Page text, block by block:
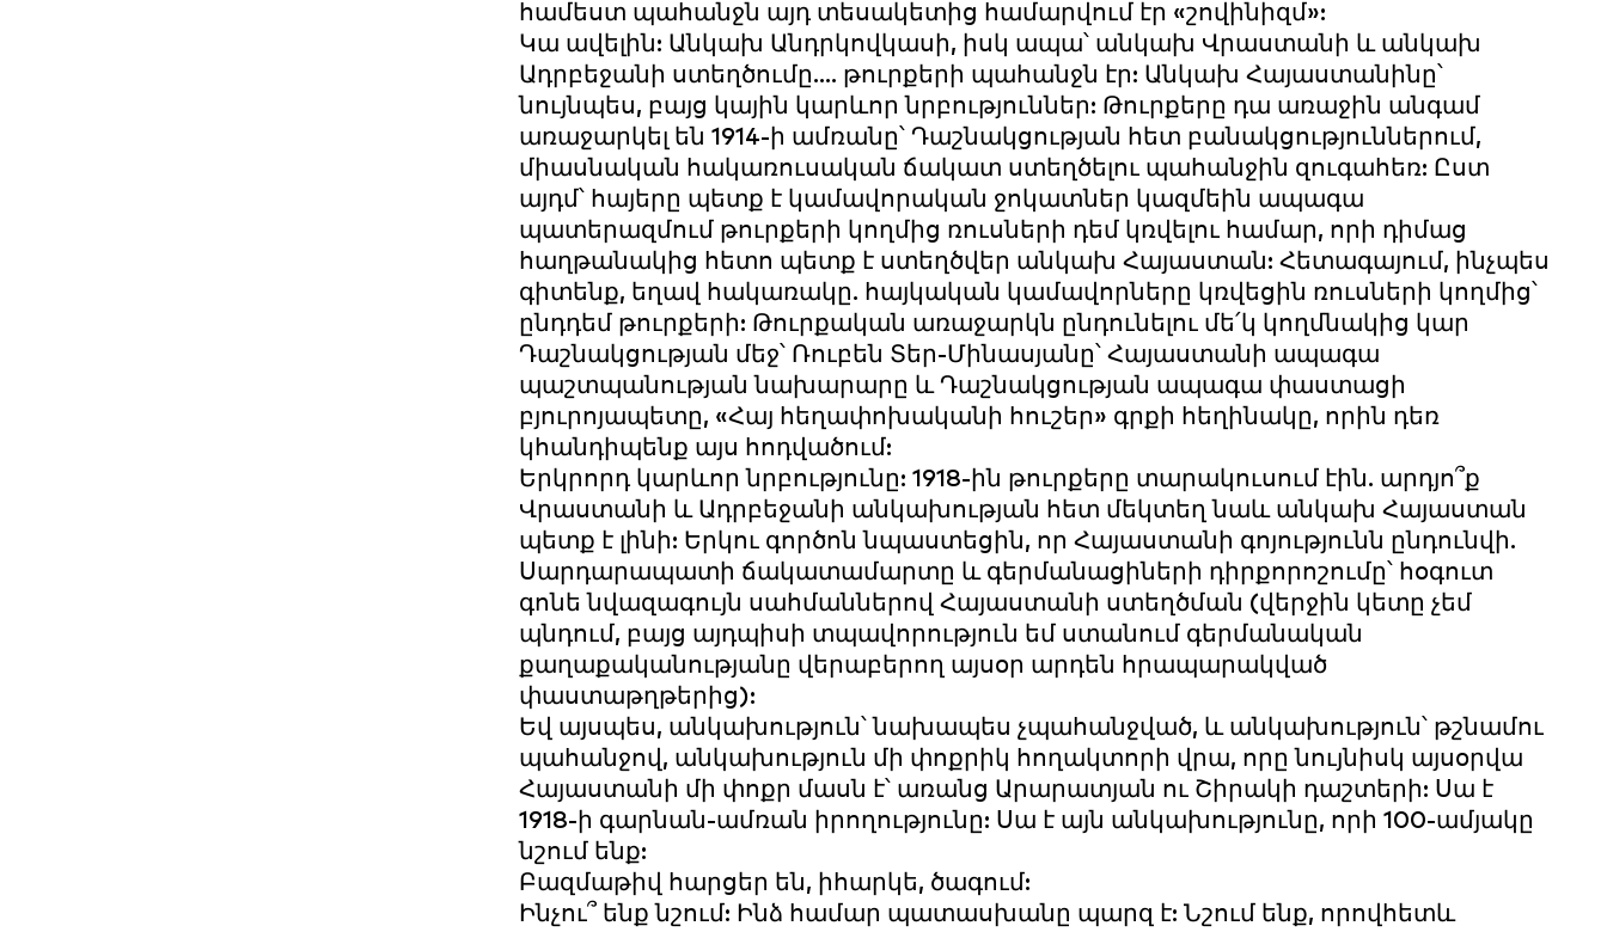
համեստ պահանջն այդ տեսակետից համարվում էր «շովինիզմ»:
Կա ավելին: Անկախ Անդրկովկասի, իսկ ապա՝ անկախ Վրաստանի և անկախ
Ադրբեջանի ստեղծումը.... թուրքերի պահանջն էր: Անկախ Հայաստանինը՝
նույնպես, բայց կային կարևոր նրբություններ: Թուրքերը դա առաջին անգամ
առաջարկել են 1914-ի ամռանը՝ Դաշնակցության հետ բանակցություններում,
միասնական հակառուսական ճակատ ստեղծելու պահանջին զուգահեռ: Ըստ
այդմ՝ հայերը պետք է կամավորական ջոկատներ կազմեին ապագա
պատերազմում թուրքերի կողմից ռուսների դեմ կռվելու համար, որի դիմաց
հաղթանակից հետո պետք է ստեղծվեր անկախ Հայաստան: Հետագայում, ինչպես
գիտենք, եղավ հակառակը. հայկական կամավորները կռվեցին ռուսների կողմից՝
ընդդեմ թուրքերի: Թուրքական առաջարկն ընդունելու մե՛կ կողմնակից կար
Դաշնակցության մեջ՝ Ռուբեն Տեր-Մինասյանը՝ Հայաստանի ապագա
պաշտպանության նախարարը և Դաշնակցության ապագա փաստացի
բյուրոյապետը, «Հայ հեղափոխականի հուշեր» գրքի հեղինակը, որին դեռ
կհանդիպենք այս հոդվածում:
Երկրորդ կարևոր նրբությունը: 1918-ին թուրքերը տարակուսում էին. արդյո՞ք
Վրաստանի և Ադրբեջանի անկախության հետ մեկտեղ նաև անկախ Հայաստան
պետք է լինի: Երկու գործոն նպաստեցին, որ Հայաստանի գոյությունն ընդունվի.
Սարդարապատի ճակատամարտը և գերմանացիների դիրքորոշումը՝ հօգուտ
գոնե նվազագույն սահմաններով Հայաստանի ստեղծման (վերջին կետը չեմ
պնդում, բայց այդպիսի տպավորություն եմ ստանում գերմանական
քաղաքականությանը վերաբերող այսօր արդեն հրապարակված
փաստաթղթերից):
Եվ այսպես, անկախություն՝ նախապես չպահանջված, և անկախություն՝ թշնամու
պահանջով, անկախություն մի փոքրիկ հողակտորի վրա, որը նույնիսկ այսօրվա
Հայաստանի մի փոքր մասն է՝ առանց Արարատյան ու Շիրակի դաշտերի: Սա է
1918-ի գարնան-ամռան իրողությունը: Սա է այն անկախությունը, որի 100-ամյակը
նշում ենք:
Բազմաթիվ հարցեր են, իհարկե, ծագում:
Ինչու՞ ենք նշում: Ինձ համար պատասխանը պարզ է: Նշում ենք, որովհետև